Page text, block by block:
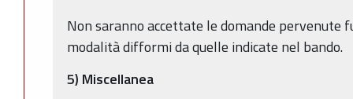
Non saranno accettate le domande pervenute
modalità difformi da quelle indicate nel bando.
5) Miscellanea